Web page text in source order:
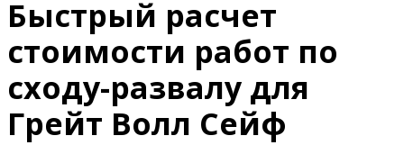
Быстрый расчет
стоимости работ по
сходу-развалу для
Грейт Волл Сейф